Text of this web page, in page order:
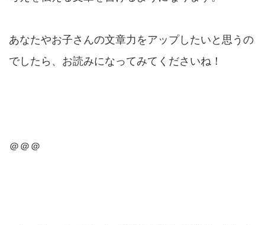
あなたやお子さんの文章力をアップしたいと思うの
でしたら、お読みになってみてくださいね！
＠＠＠